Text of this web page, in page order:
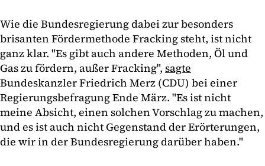
Wie die Bundesregierung dabei zur besonders
brisanten Fördermethode Fracking steht, ist nicht
ganz klar. "Es gibt auch andere Methoden, Öl und
Gas zu fördern, außer Fracking", sagte
Bundeskanzler Friedrich Merz (CDU) bei einer
Regierungsbefragung Ende März. "Es ist nicht
meine Absicht, einen solchen Vorschlag zu machen,
und es ist auch nicht Gegenstand der Erörterungen,
die wir in der Bundesregierung darüber haben."